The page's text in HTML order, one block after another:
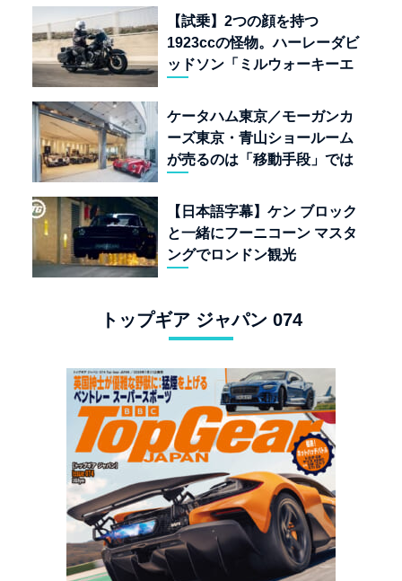
質”を愛する理由
【試乗】2つの顔を持つ
1923ccの怪物。ハーレーダビ
ッドソン「ミルウォーキーエ
ケータハム東京／モーガンカ
ーズ東京・青山ショールーム
が売るのは「移動手段」では
【日本語字幕】ケン ブロック
と一緒にフーニコーン マスタ
ングでロンドン観光
トップギア ジャパン 074